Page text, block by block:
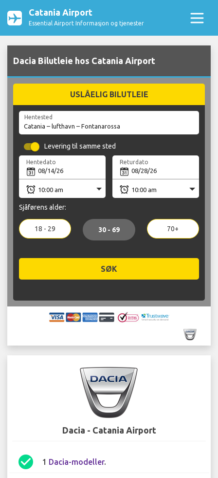
Catania Airport
Essential Airport Informasjon og tjenester
Dacia Bilutleie hos Catania Airport
USLÅELIG BILUTLEIE
Hentested
Levering til samme sted
Hentedato Returdato
Sjåførens alder:
18 - 29 30 - 69 70+
SØK
Dacia - Catania Airport
check_circle 1 Dacia-modeller.